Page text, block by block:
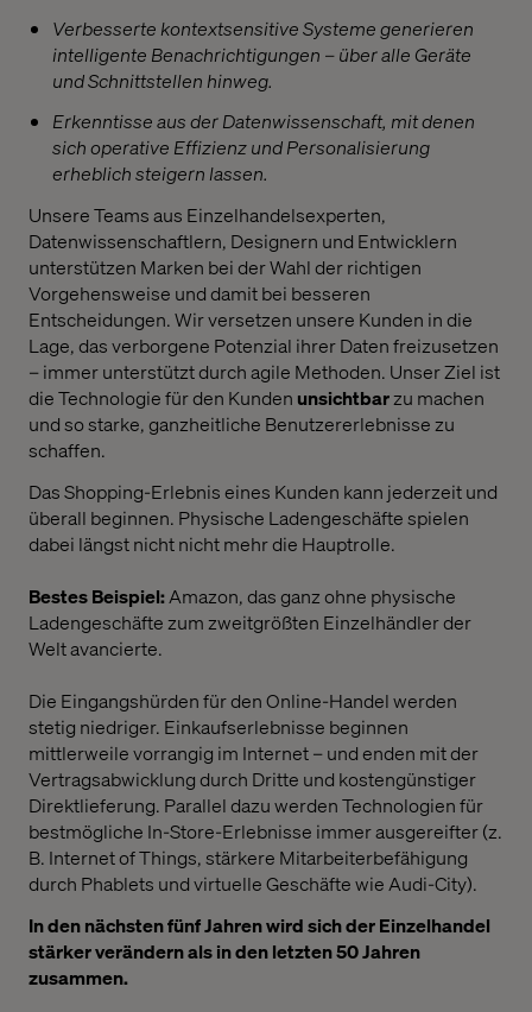
Verbesserte kontextsensitive Systeme generieren
intelligente Benachrichtigungen – über alle Geräte
und Schnittstellen hinweg.
Erkenntisse aus der Datenwissenschaft, mit denen
sich operative Effizienz und Personalisierung
erheblich steigern lassen.
Unsere Teams aus Einzelhandelsexperten,
Datenwissenschaftlern, Designern und Entwicklern
unterstützen Marken bei der Wahl der richtigen
Vorgehensweise und damit bei besseren
Entscheidungen. Wir versetzen unsere Kunden in die
Lage, das verborgene Potenzial ihrer Daten freizusetzen
– immer unterstützt durch agile Methoden. Unser Ziel ist
die Technologie für den Kunden unsichtbarzu machen
und so starke, ganzheitliche Benutzererlebnisse zu
schaffen.
Das Shopping-Erlebnis eines Kunden kann jederzeit und
überall beginnen. Physische Ladengeschäfte spielen
dabei längst nicht nicht mehr die Hauptrolle.
Bestes Beispiel:Amazon, das ganz ohne physische
Ladengeschäfte zum zweitgrößten Einzelhändler der
Welt avancierte.
Die Eingangshürden für den Online-Handel werden
stetig niedriger. Einkaufserlebnisse beginnen
mittlerweile vorrangig im Internet – und enden mit der
Vertragsabwicklung durch Dritte und kostengünstiger
Direktlieferung. Parallel dazu werden Technologien für
bestmögliche In-Store-Erlebnisse immer ausgereifter (z.
B. Internet of Things, stärkere Mitarbeiterbefähigung
durch Phablets und virtuelle Geschäfte wie Audi-City).
In den nächsten fünf Jahren wird sich der Einzelhandel
stärker verändern als in den letzten 50 Jahren
zusammen.